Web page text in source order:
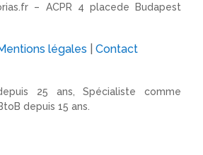
– ACPR 4 placede Budapest
légales |Contact
25 ans, Spécialiste comme
depuis 15 ans.